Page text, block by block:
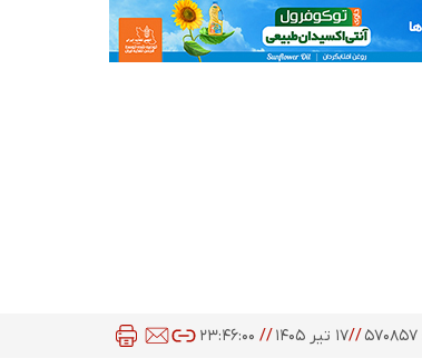
۵۷۰۸۵۷ //۱۷ تیر ۱۴۰۵ // ۲۳:۴۶:۰۰